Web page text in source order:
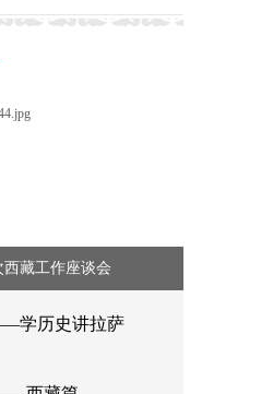
藏工作座谈会
学历史讲拉萨